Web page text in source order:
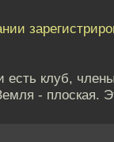
есть клуб,
- плоская.